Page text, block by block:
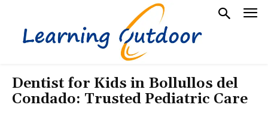
Dentist for Kids in Bollullos del
Condado: Trusted Pediatric Care